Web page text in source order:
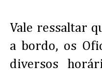
Vale ressaltar
a bordo, os
diversos